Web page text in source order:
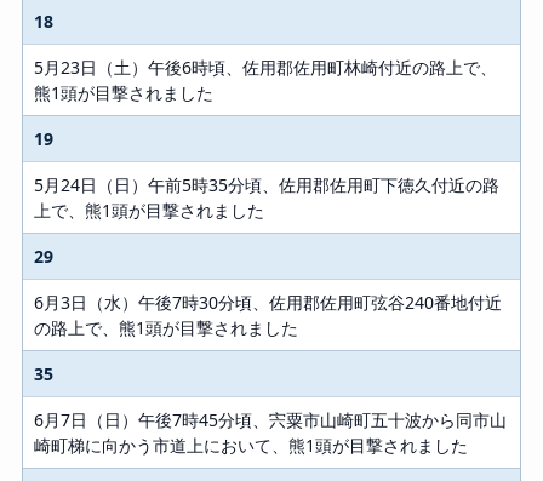
18
5月23日（土）午後6時頃、佐用郡佐用町林崎付近の路上で、
熊1頭が目撃されました
19
5月24日（日）午前5時35分頃、佐用郡佐用町下徳久付近の路
上で、熊1頭が目撃されました
29
6月3日（水）午後7時30分頃、佐用郡佐用町弦谷240番地付近
の路上で、熊1頭が目撃されました
35
6月7日（日）午後7時45分頃、宍粟市山崎町五十波から同市山
崎町梯に向かう市道上において、熊1頭が目撃されました